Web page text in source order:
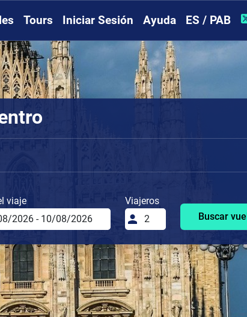
Tours Iniciar Sesión Ayuda ES / PAB
viaje
Viajeros
Buscar